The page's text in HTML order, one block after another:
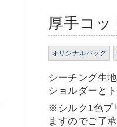
厚手コ
オリジナルバッグ
シーチング生
ショルダーと
※シルク1色プ
ますのでご了